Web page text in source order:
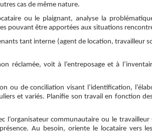
cas de même nature.
ou le plaignant, analyse la
pouvant être apportées aux situations
tant interne (agent de location, travailleur
réclamée, voit à l’entreposage et à
ou de conciliation visant l’identification,
et variés. Planifie son travail en fonction
l’organisateur communautaire ou le travailleur
Au besoin, oriente le locataire vers